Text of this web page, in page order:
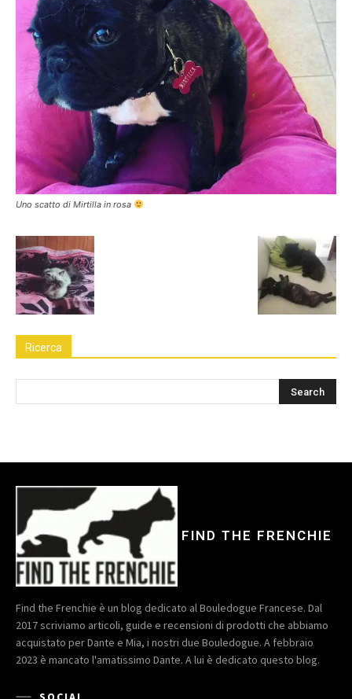
Uno scatto di Mirtilla in rosa
Ricerca
FIND THE FRENCHIE
Find the Frenchie è un blog dedicato al Bouledogue Francese. Dal
2017 scriviamo articoli, guide e recensioni di prodotti che abbiamo
acquistato per Dante e Mia, i nostri due Bouledogue. A febbraio
2023 è mancato l'amatissimo Dante. A lui è dedicato questo blog.